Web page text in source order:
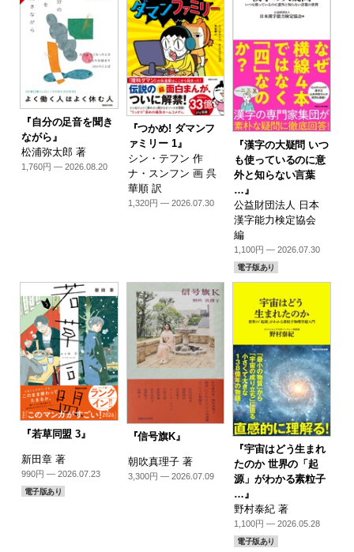
『自分の足音を聞き
ながら』
松浦弥太郎 著
1,760円 — 2026.08.20
『つかめ! ダマンフ
ァミリー 1』
シン・テフン 作
ナ・スンフン 画 呉
華順 訳
1,320円 — 2026.07.30
『漢字の大疑問 いつ
も使っているのに意
外と知らない言葉
…』
公益財団法人 日本
漢字能力検定協会
編
1,100円 — 2026.07.30
電子版あり
『若草同盟 3』
新田章 著
990円 — 2026.07.23
電子版あり
『信号旗K』
朝吹真理子 著
3,300円 — 2026.07.09
『宇宙はどう生まれ
たのか 世界の「起
源」がわかる素粒子
…』
野村泰紀 著
1,100円 — 2026.05.28
電子版あり